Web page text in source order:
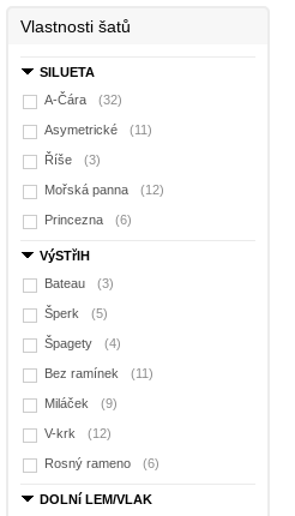
Vlastnosti šatů
SILUETA
A-Čára
(32)
Asymetrické (11)
Říše (3)
Mořská panna (12)
Princezna (6)
VýSTřIH
Bateau
(3)
Šperk (5)
Špagety (4)
Bez ramínek (11)
Miláček (9)
V-krk (12)
Rosný rameno (6)
DOLNí LEM/VLAK